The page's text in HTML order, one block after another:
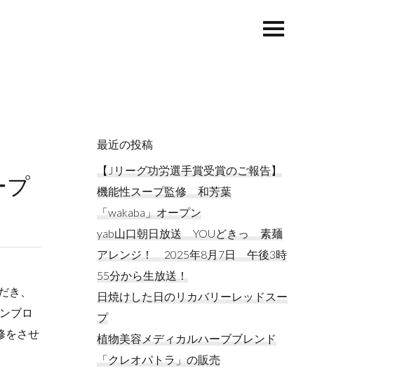
プ
き、
ブロ
をさせ
最近の投稿
【Jリーグ功労選手賞受賞のご報告】
機能性スープ監修 和芳葉
「wakaba」オープン
yab山口朝日放送 YOUどきっ 素麺
アレンジ！ 2025年8月7日 午後3時
55分から生放送！
日焼けした日のリカバリーレッドスー
プ
植物美容メディカルハーブブレンド
「クレオパトラ」の販売